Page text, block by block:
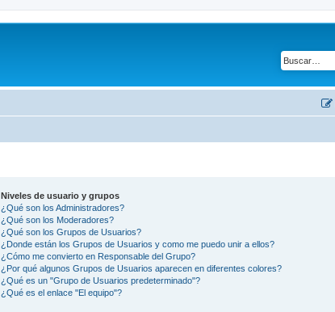
Niveles de usuario y grupos
¿Qué son los Administradores?
¿Qué son los Moderadores?
¿Qué son los Grupos de Usuarios?
¿Donde están los Grupos de Usuarios y como me puedo unir a ellos?
¿Cómo me convierto en Responsable del Grupo?
¿Por qué algunos Grupos de Usuarios aparecen en diferentes colores?
¿Qué es un "Grupo de Usuarios predeterminado"?
¿Qué es el enlace "El equipo"?